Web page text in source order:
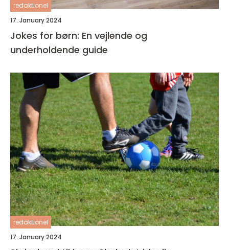
redaktionel
17. January 2024
Jokes for børn: En vejlende og
underholdende guide
redaktionel
17. January 2024